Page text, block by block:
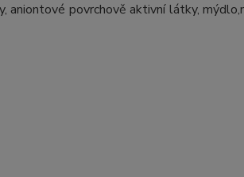
aniontové povrchově aktivní látky,